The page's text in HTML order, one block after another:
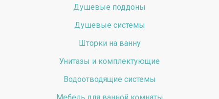
Душевые поддоны
Душевые системы
Шторки на ванну
Унитазы и комплектующие
Водоотводящие системы
Мебель для ванной комнаты